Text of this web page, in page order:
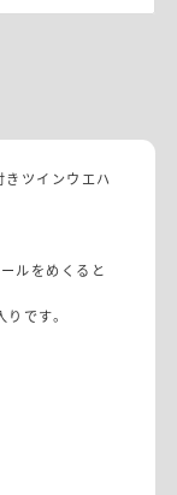
ツインウエハ
ルをめくると
です。